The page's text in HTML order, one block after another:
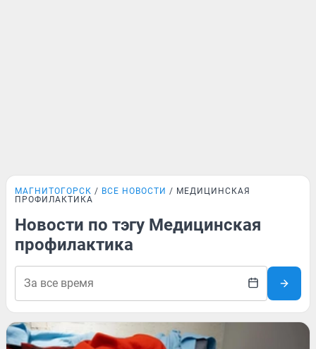
МАГНИТОГОРСК ВСЕ НОВОСТИ
МЕДИЦИНСКАЯ
ПРОФИЛАКТИКА
Новости по тэгу Медицинская
профилактика